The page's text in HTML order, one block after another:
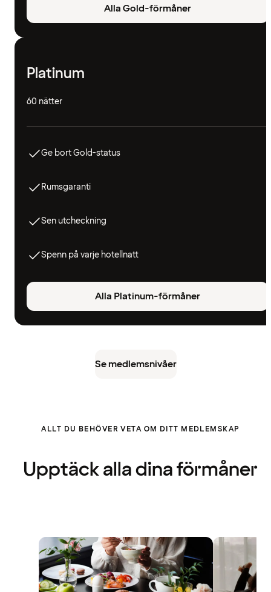
Alla Gold-förmåner
Platinum
60 nätter
Ge bort Gold-status
Rumsgaranti
Sen utcheckning
Spenn på varje hotellnatt
Alla Platinum-förmåner
Se medlemsnivåer
ALLT DU BEHÖVER VETA OM DITT MEDLEMSKAP
Upptäck alla dina förmåner